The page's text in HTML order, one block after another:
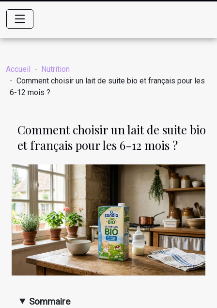
Accueil
Nutrition
Comment choisir un lait de suite bio et français pour les
6-12 mois ?
Comment choisir un lait de suite bio
et français pour les 6-12 mois ?
Sommaire